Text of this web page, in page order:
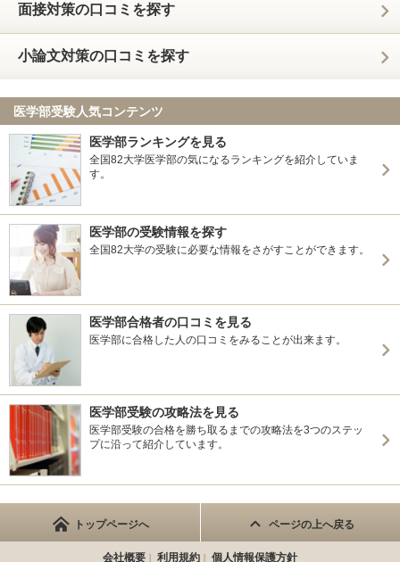
面接対策の口コミを探す
小論文対策の口コミを探す
医学部受験人気コンテンツ
医学部ランキングを見る
全国82大学医学部の気になるランキングを紹介していま
す。
医学部の受験情報を探す
全国82大学の受験に必要な情報をさがすことができます。
医学部合格者の口コミを見る
医学部に合格した人の口コミをみることが出来ます。
医学部受験の攻略法を見る
医学部受験の合格を勝ち取るまでの攻略法を3つのステッ
プに沿って紹介しています。
トップページへ ページの上へ戻る
会社概要 利用規約 個人情報保護方針